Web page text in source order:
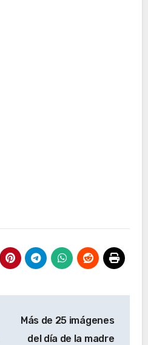
Más de 25 imágenes
del día de la madre